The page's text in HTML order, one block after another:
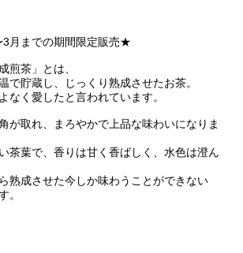
月までの期間限定販売★
煎茶」とは、
で貯蔵し、じっくり熟成させたお茶。
なく愛したと言われています。
が取れ、まろやかで上品な味わいになりま
茶葉で、香りは甘く香ばしく、水色は澄ん
熟成させた今しか味わうことができない
。